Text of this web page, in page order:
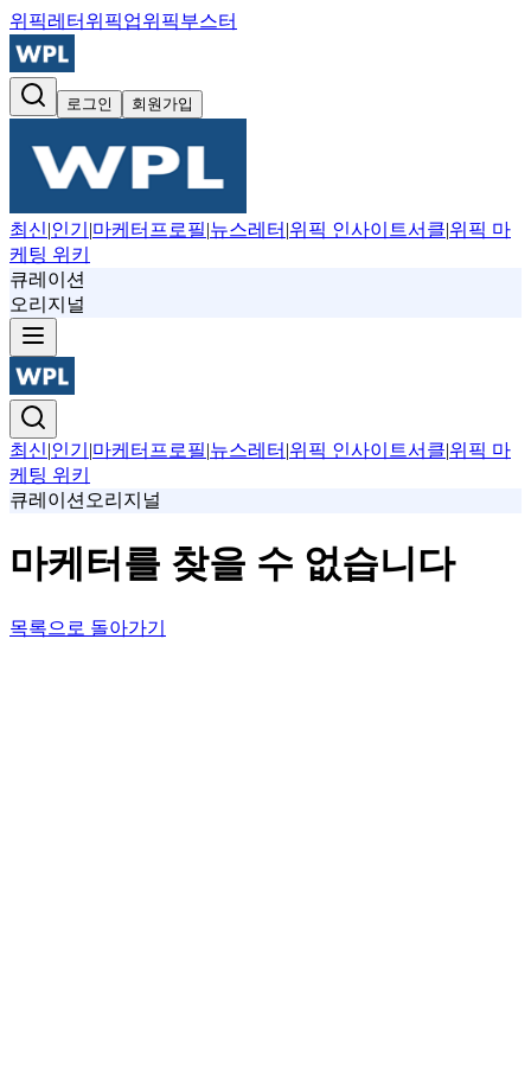
위픽레터 위픽업위픽부스터
로그인 회원가입
최신|인기 |마케터프로필|뉴스레터 |위픽 인사이트서클|위픽 마
케팅 위키
큐레이션
오리지널
최신|인기 |마케터프로필|뉴스레터 |위픽 인사이트서클|위픽 마
케팅 위키
큐레이션 오리지널
마케터를 찾을 수 없습니다
목록으로 돌아가기